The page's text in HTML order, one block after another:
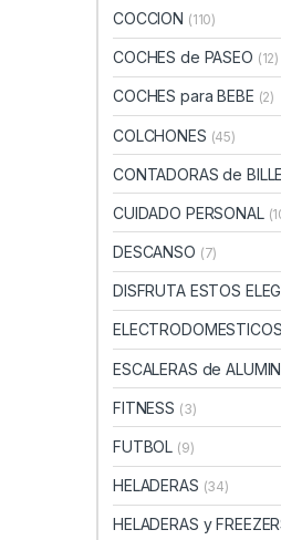
COCCION (110)
COCHES de PASEO (12)
COCHES para BEBE (2)
COLCHONES (45)
CONTADORAS de
CUIDADO PERSONAL
DESCANSO (7)
DISFRUTA ESTOS
ELECTRODOMESTICOS
ESCALERAS de
FITNESS (3)
FUTBOL (9)
HELADERAS (34)
HELADERAS y